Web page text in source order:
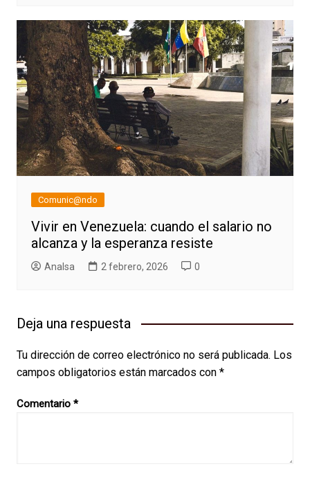
Comunic@ndo
Vivir en Venezuela: cuando el salario no
alcanza y la esperanza resiste
AnaIsa 2 febrero, 2026 0
Deja una respuesta
Tu dirección de correo electrónico no será publicada. Los
campos obligatorios están marcados con *
Comentario *